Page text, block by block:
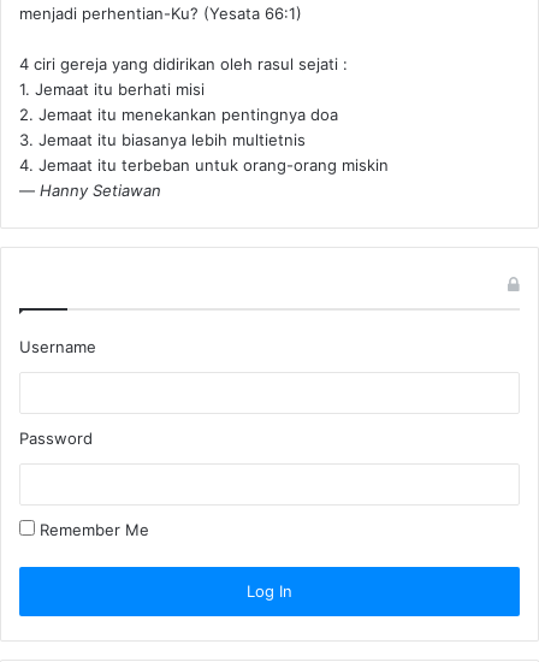
menjadi perhentian-Ku? (Yesata 66:1) ‪
4 ciri gereja yang didirikan oleh rasul sejati :
1. Jemaat itu berhati misi
2. Jemaat itu menekankan pentingnya doa
3. Jemaat itu biasanya lebih multietnis
4. Jemaat itu terbeban untuk orang-orang miskin
— Hanny Setiawan
Username
Password
Remember Me